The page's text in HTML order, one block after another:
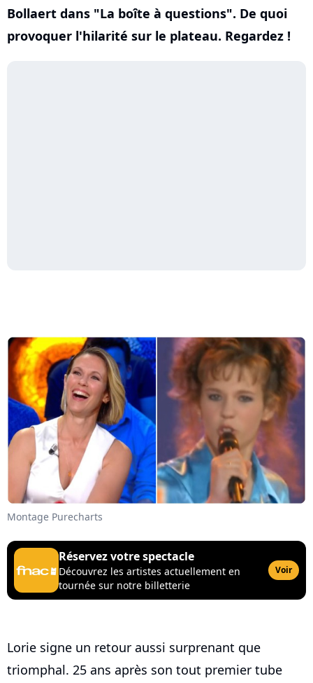
Bollaert dans "La boîte à questions". De quoi
provoquer l'hilarité sur le plateau. Regardez !
Montage Purecharts
Réservez votre spectacle
Découvrez les artistes actuellement en
tournée sur notre billetterie
Voir
Lorie signe un retour aussi surprenant que
triomphal. 25 ans après son tout premier tube